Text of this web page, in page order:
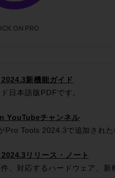
新機能ガイド
日本語版PDFです。
YouTubeチャンネル
Pro Tools 2024.3で追加された
リリース・ノート
、対応するハードウェア、新